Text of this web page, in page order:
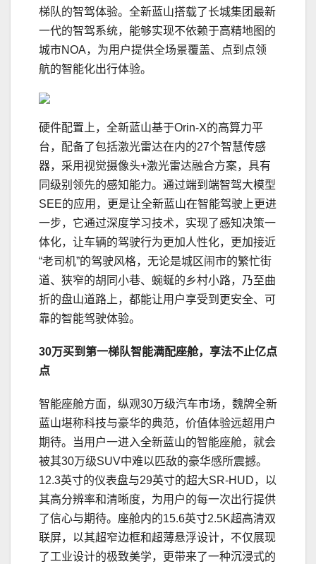
梯队的智驾体验。全新蓝山搭载了长城集团最新
一代的智驾系统，能够实现不依赖于高精地图的
城市NOA，为用户提供全场景覆盖、点到点领
航的智能化出行体验。
硬件配置上，全新蓝山基于Orin-X的高算力平
台，配备了包括激光雷达在内的27个智慧传感
器，采用视觉摄像头+激光雷达融合方案，具有
同级别领先的感知能力。通过端到端智驾大模型
SEE的应用，更是让全新蓝山在智能驾驶上更进
一步，它通过深度学习技术，实现了感知决策一
体化，让车辆的驾驶行为更加人性化，更加接近
“老司机”的驾驶风格，无论是城区闹市的繁忙街
道、狭窄的胡同小巷、蜿蜒的乡村小路，乃至曲
折的盘山道路上，都能让用户享受到更安全、可
靠的智能驾驶体验。
30万买到第一梯队智能满配座舱， 享法不止亿点
点
智能座舱方面，纵观30万级汽车市场，魏牌全新
蓝山堪称科技与豪华的典范，价值体验远超用户
期待。当用户一进入全新蓝山的智能座舱，就会
被其30万级SUV中难以匹敌的豪华感所震撼。
12.3英寸的仪表盘与29英寸的超大SR-HUD，以
其高分辨率和清晰度，为用户的每一次出行提供
了信心与期待。座舱内的15.6英寸2.5K超高清双
联屏，以其超窄边框和超薄悬浮设计，不仅展现
了工业设计的极致美学，更带来了一种沉浸式的